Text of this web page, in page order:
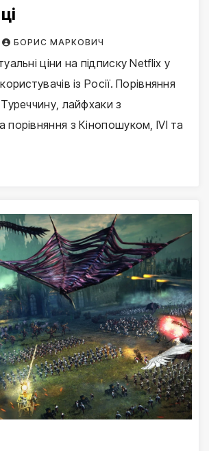
БОРИС МАРКОВИЧ
ціни на підписку Netflix у
із Росії. Порівняння
лайфхаки з
з Кінопошуком, IVI та